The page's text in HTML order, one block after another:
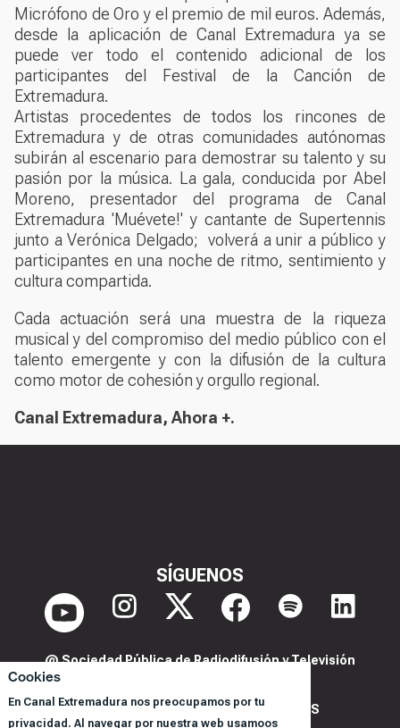
Cookies
En Canal Extremadura nos preocupamos por tu
privacidad. Al navegar por nuestra web usamoos
Micrófono de Oro y el premio de mil euros. Además,
desde la aplicación de Canal Extremadura ya se
puede ver todo el contenido adicional de los
participantes del Festival de la Canción de
Extremadura.
Artistas procedentes de todos los rincones de
Extremadura y de otras comunidades autónomas
subirán al escenario para demostrar su talento y su
pasión por la música. La gala, conducida por Abel
Moreno, presentador del programa de Canal
Extremadura 'Muévete!' y cantante de Supertennis
junto a Verónica Delgado; volverá a unir a público y
participantes en una noche de ritmo, sentimiento y
cultura compartida.
Cada actuación será una muestra de la riqueza
musical y del compromiso del medio público con el
talento emergente y con la difusión de la cultura
como motor de cohesión y orgullo regional.
Canal Extremadura, Ahora +.
SÍGUENOS
@ Sociedad Pública de Radiodifusión y Televisión
POLITICA DE PRIVACIDAD Y COOKIES